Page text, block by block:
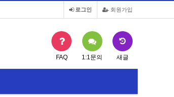
회원가입
로그인
FAQ 1:1문의 새글